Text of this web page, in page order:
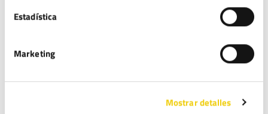
Estadística
Marketing
Mostrar detalles
de sus datos, de limitación y oposición a su tratamiento, en la dirección de
antes
He leído y acepto la